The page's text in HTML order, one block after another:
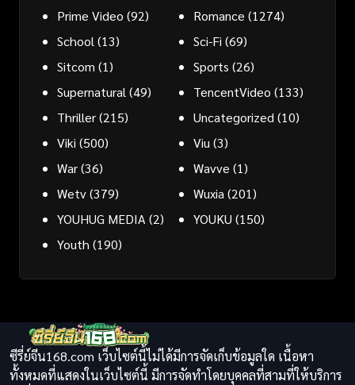
Prime Video (92) Romance (1274)
School(13) Sci-Fi (69)
Sitcom (1) Sports (26)
Supernatural(49) TencentVideo (133)
Thriller(215) Uncategorized(10)
Viki (500) Viu(3)
War(36) Wavve (1)
Wetv(379) Wuxia(201)
YOUHUG MEDIA(2) YOUKU (150)
Youth (190)
ซีรี่ย์จีน168.com เว็บไซต์นี้ไม่ได้มีการจัดเก็บข้อมูลใด เนื้อหา
ทั้งหมดที่แสดงในเว็บไซต์นี้ มีการจัดทำโดยบุคคลที่สามที่ให้บริการ